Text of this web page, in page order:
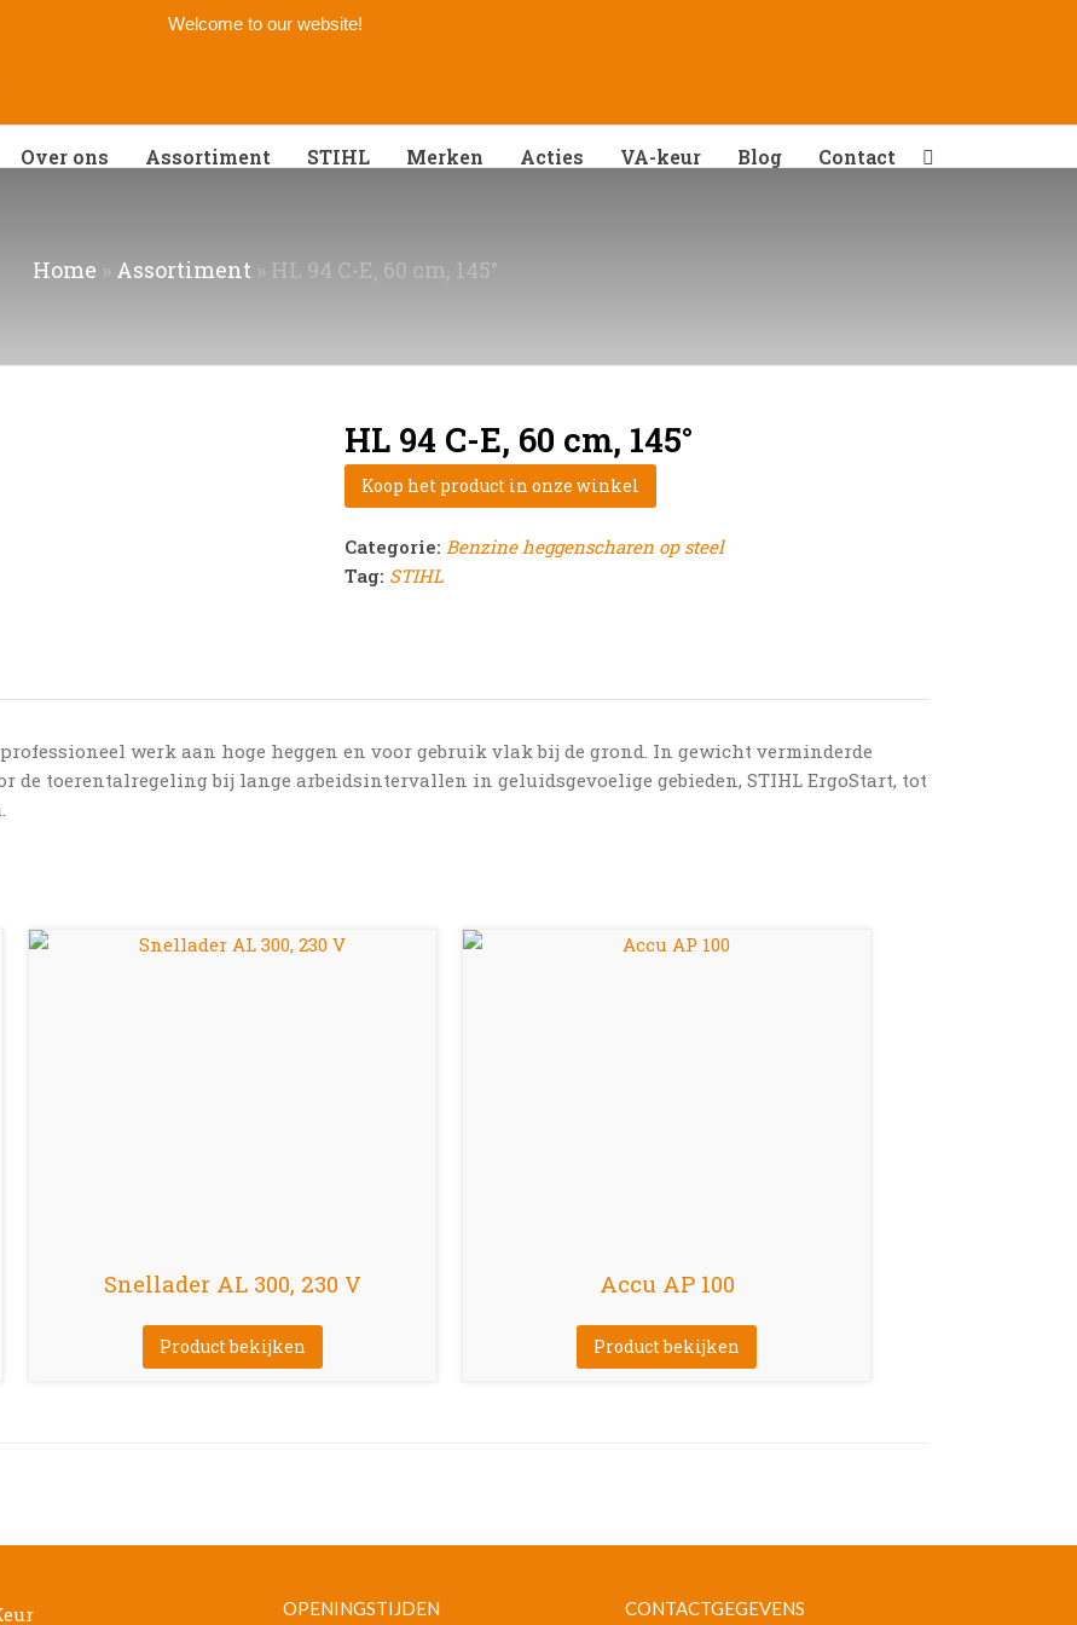
Welcome to our website!
Over ons Assortiment STIHL Merken Acties VA-keur Blog Contact
Home » Assortiment» HL 94 C-E, 60 cm, 145°
HL 94 C-E, 60 cm, 145°
Koop het product in onze winkel
Categorie: Benzine heggenscharen op steel
Tag: STIHL
werk aan hoge heggen en voor gebruik vlak bij de grond. In gewicht verminderde
de toerentalregeling bij lange arbeidsintervallen in geluidsgevoelige gebieden, STIHL ErgoStart, tot
Snellader AL 300, 230 V
Product bekijken
Accu AP 100
Product bekijken
OPENINGSTIJDEN CONTACTGEGEVENS